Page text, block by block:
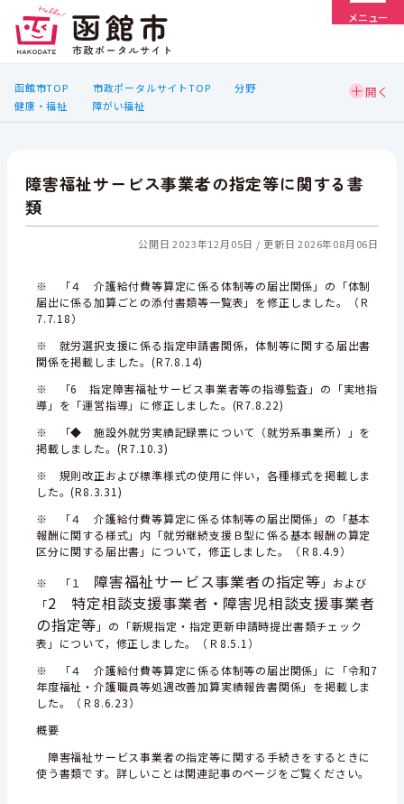
メニュー
函館市TOP 市政ポータルサイトTOP
分野
健康・福祉
障がい福祉
障害福祉サービス事業者の指定等に関する書
類
公開日 2023年12月05日 更新日 2026年08月06日
※ 「４ 介護給付費等算定に係る体制等の届出関係」の「体制
届出に係る加算ごとの添付書類等一覧表」を修正しました。（Ｒ
7.7.18）
※ 就労選択支援に係る指定申請書関係，体制等に関する届出書
関係を掲載しました。(R7.8.14)
※ 「6 指定障害福祉サービス事業者等の指導監査」の「実地指
導」を「運営指導」に修正しました。(R7.8.22)
※ 「◆ 施設外就労実績記録票について（就労系事業所）」を
掲載しました。(R7.10.3)
※ 規則改正および標準様式の使用に伴い，各種様式を掲載しま
した。(R8.3.31)
※ 「４ 介護給付費等算定に係る体制等の届出関係」の「基本
報酬に関する様式」内「就労継続支援Ｂ型に係る基本報酬の算定
区分に関する届出書」について，修正しました。（Ｒ8.4.9）
※ 「１ 障害福祉サービス事業者の指定等 」および
「2 特定相談支援事業者・障害児相談支援事業者
の指定等 」の「新規指定・指定更新申請時提出書類チェック
表」について，修正しました。（Ｒ8.5.1）
※ 「４ 介護給付費等算定に係る体制等の届出関係」に「令和7
年度福祉・介護職員等処遇改善加算実績報告書関係」を掲載しま
した。（Ｒ8.6.23）
概要
障害福祉サービス事業者の指定等に関する手続きをするときに
使う書類です。詳しいことは関連記事のページをご覧ください。